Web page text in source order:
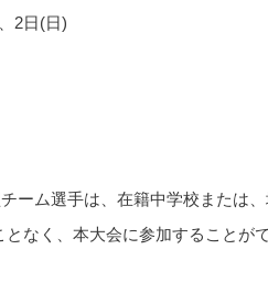
2日(日)
ーム選手は、在籍中学校または
なく、本大会に参加することがで